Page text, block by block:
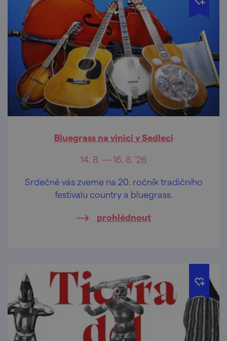
Bluegrass na vinici v Sedleci
14. 8. — 16. 8. '26
Srdečně vás zveme na 20. ročník tradičního
festivalu country a bluegrass.
prohlédnout